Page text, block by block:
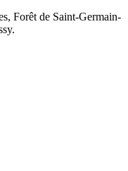
Forêt de Saint-Germain-